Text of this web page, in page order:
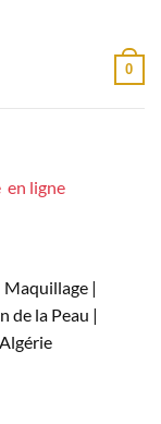
0
en ligne
|
de la Peau |
Algérie